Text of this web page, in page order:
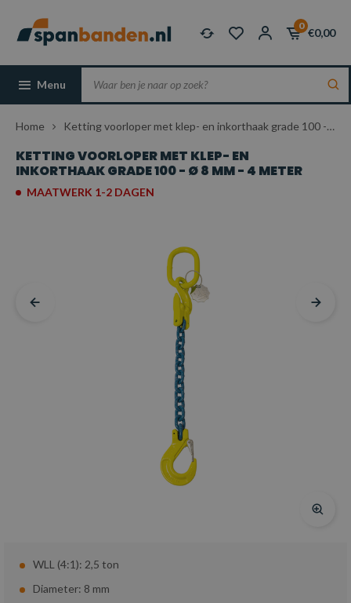
0
€0,00
Menu
Home Ketting voorloper met klep- en inkorthaak grade 100 - Ø 8 mm - 4 meter
KETTING VOORLOPER MET KLEP- EN
INKORTHAAK GRADE 100 - Ø 8 MM - 4 METER
MAATWERK 1-2 DAGEN
WLL (4:1): 2,5 ton
Diameter: 8 mm